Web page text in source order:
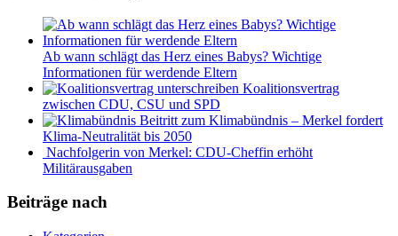
Ab wann schlägt das Herz eines Babys? Wichtige
Informationen für werdende Eltern
Koalitionsvertrag
zwischen CDU, CSU und SPD
Beitritt zum Klimabündnis – Merkel fordert
Klima-Neutralität bis 2050
Nachfolgerin von Merkel: CDU-Cheffin erhöht
Militärausgaben
Beiträge nach